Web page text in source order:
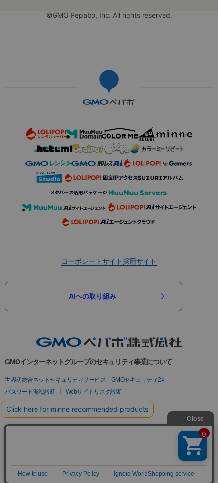
©GMO Pepabo, Inc. All rights reserved.
コーポレートサイト採用サイト
AIへの取り組み
GMOインターネットグループのセキュリティ事業について
世界初総合ネットセキュリティサービス「GMOセキュリティ24」
パスワード漏洩診断
Webサイトリスク診断
セキュリティ相談AIチャットボット
実在証明・盗聴対策
サイバー攻撃対策（GMOサイバーセキュリティ byイエラエ）